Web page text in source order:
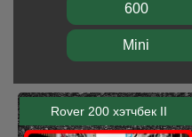
600
Mini
Rover 200 хэтчбек II